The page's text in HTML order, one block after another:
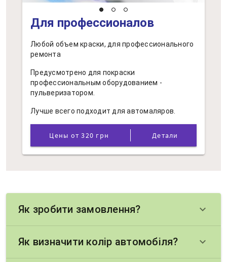
Для профессионалов
Любой объем краски, для профессионального
ремонта
Предусмотрено для покраски
профессиональным оборудованием -
пульверизатором.
Лучше всего подходит для автомаляров.
Цены от 320 грн Детали
Як зробити замовлення? keyboard_arrow_down
Як визначити колір автомобіля? keyboard_arrow_down